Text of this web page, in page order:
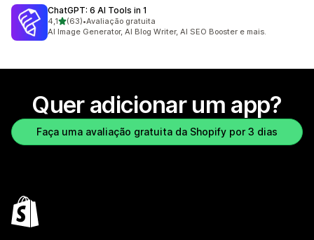
ChatGPT: 6 AI Tools in 1
4,1de 5 estrelas
(63)
63 avaliações ao todo
•Avaliação gratuita
AI Image Generator, AI Blog Writer, AI SEO Booster e mais.
Quer adicionar um app?
Faça uma avaliação gratuita da Shopify por 3 dias